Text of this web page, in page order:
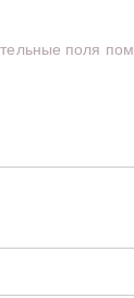
поля